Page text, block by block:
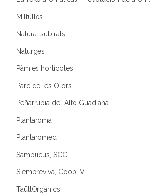
Milfulles
Natural subirats
Naturges
Pàmies hortícoles
Parc de les Olors
Peñarrubia del Alto Guadiana
Plantaroma
Plantaromed
Sambucus, SCCL
Siempreviva, Coop. V.
TaüllOrgànics